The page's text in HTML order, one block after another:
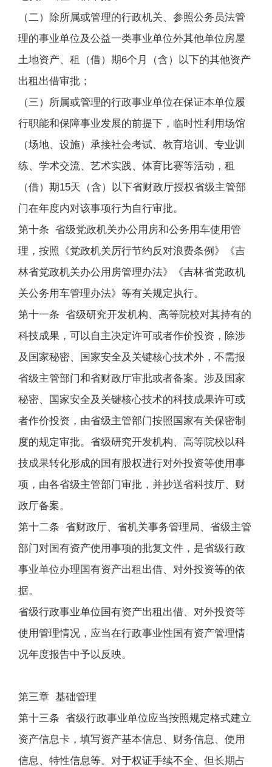
（二）除所属或管理的行政机关、参照公务员法管
理的事业单位及公益一类事业单位外其他单位房屋
土地资产、租（借）期6个月（含）以下的其他资产
出租出借审批；
（三）所属或管理的行政事业单位在保证本单位履
行职能和保障事业发展的前提下，临时性利用场馆
（场地、设施）承接社会考试、教育培训、专业训
练、学术交流、艺术实践、体育比赛等活动，租
（借）期15天（含）以下省财政厅授权省级主管部
门在年度内对该事项行为自行审批。
第十条 省级党政机关办公用房和公务用车使用管
理，按照《党政机关厉行节约反对浪费条例》《吉
林省党政机关办公用房管理办法》《吉林省党政机
关公务用车管理办法》等有关规定执行。
第十一条 省级研究开发机构、高等院校对其持有的
科技成果，可以自主决定许可或者作价投资，除涉
及国家秘密、国家安全及关键核心技术外，不需报
省级主管部门和省财政厅审批或者备案。涉及国家
秘密、国家安全及关键核心技术的科技成果许可或
者作价投资，由省级主管部门按照国家有关保密制
度的规定审批。省级研究开发机构、高等院校以科
技成果转化形成的国有股权进行对外投资等使用事
项，由各省级主管部门审批，并抄送省科技厅、财
政厅备案。
第十二条 省财政厅、省机关事务管理局、省级主管
部门对国有资产使用事项的批复文件，是省级行政
事业单位办理国有资产出租出借、对外投资等的依
据。
省级行政事业单位国有资产出租出借、对外投资等
使用管理情况，应当在行政事业性国有资产管理情
况年度报告中予以反映。
第三章 基础管理
第十三条 省级行政事业单位应当按照规定格式建立
资产信息卡，填写资产基本信息、财务信息、使用
信息、特性信息等。对于权证手续不全、但长期占